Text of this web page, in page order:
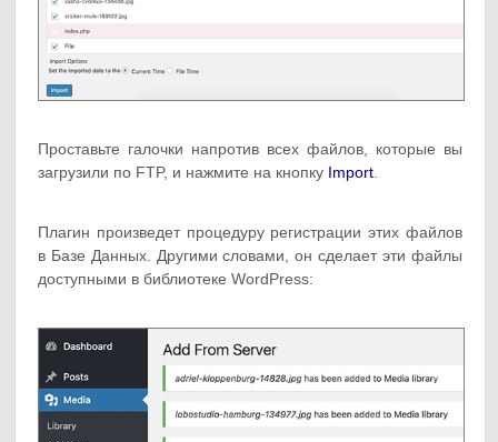
Проставьте галочки напротив всех файлов, которые вы
загрузили по FTP, и нажмите на кнопку Import
Плагин произведет процедуру регистрации этих файлов
в Базе Данных. Другими словами, он сделает эти файлы
доступными в библиотеке WordPress: